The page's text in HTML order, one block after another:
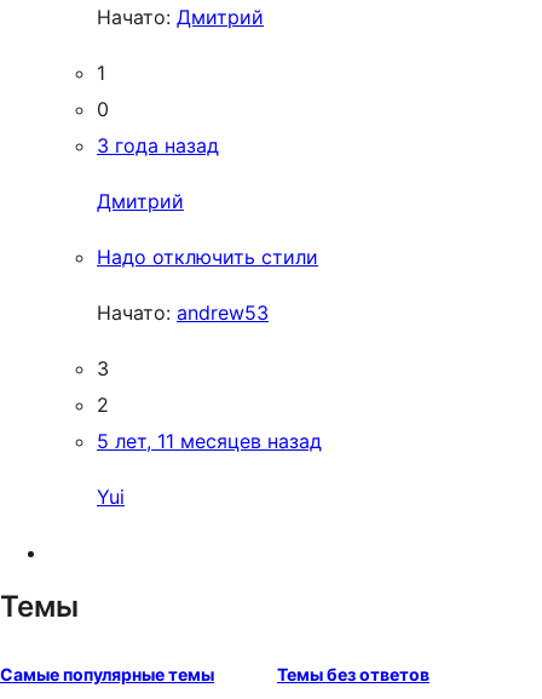
Начато: Дмитрий
1
0
3 года назад
Дмитрий
Надо отключить стили
Начато: andrew53
3
2
5 лет, 11 месяцев назад
Yui
Темы
Самые популярные темы Темы без ответов